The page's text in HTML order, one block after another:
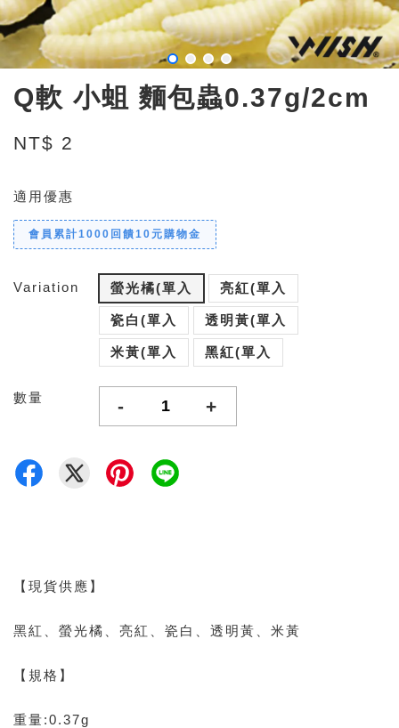
Q軟 小蛆 麵包蟲0.37g/2cm
NT$ 2
適用優惠
會員累計1000回饋10元購物金
Variation 螢光橘(單入 亮紅(單入
瓷白(單入 透明黃(單入
米黃(單入 黑紅(單入
數量 - +
【現貨供應】
黑紅、螢光橘、亮紅、瓷白、透明黃、米黃
【規格】
重量:0.37g